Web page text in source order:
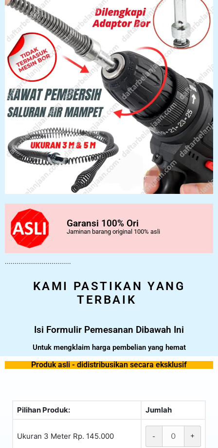
Garansi 100% Ori
Jaminan barang original 100% asli
..................................
KAMI PASTIKAN YANG
TERBAIK
Isi Formulir Pemesanan Dibawah Ini
Untuk mengklaim harga pembelian yang hemat
Produk asli - didistribusikan secara eksklusif
Pilihan Produk: Jumlah
Ukuran 3 Meter Rp. 145.000 - +